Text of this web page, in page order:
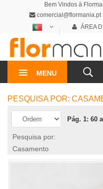
Bem Vindos à
comercial@flormania.pt
ÁREA
MENU
PESQUISA POR:
Pág. 1: 60
Pesquisa por:
Casamento